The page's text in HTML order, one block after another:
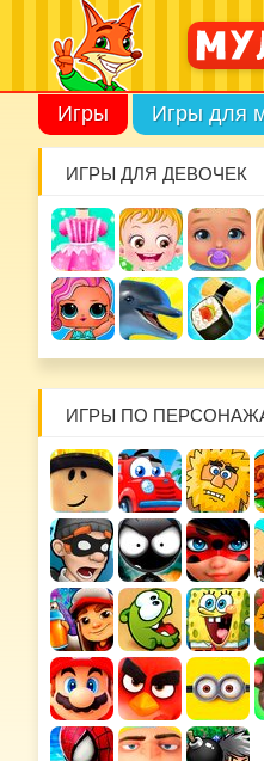
Игры Игры для
ИГРЫ ДЛЯ ДЕВОЧЕК
ИГРЫ ПО